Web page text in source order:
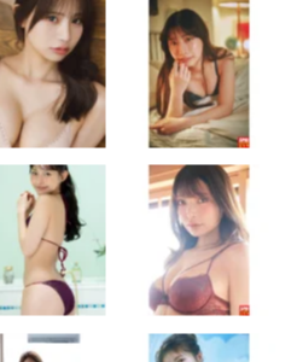
新潮文庫刊）
サー：関口大輔
員会
ス映画